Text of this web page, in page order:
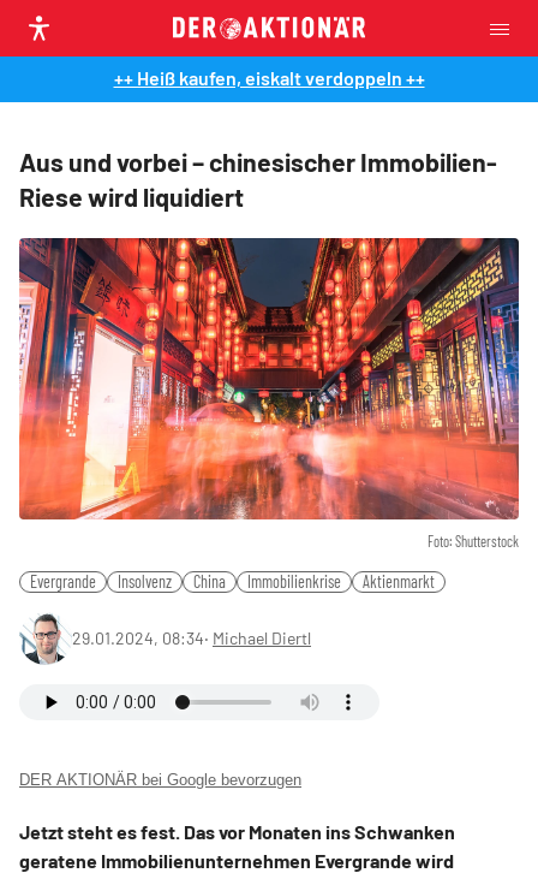
++ Heiß kaufen, eiskalt verdoppeln ++
Aus und vorbei – chinesischer Immobilien-
Riese wird liquidiert
Foto: Shutterstock
Evergrande Insolvenz China Immobilienkrise Aktienmarkt
29.01.2024, 08:34‧ Michael Diertl
DER AKTIONÄR bei Google bevorzugen
Jetzt steht es fest. Das vor Monaten ins Schwanken
geratene Immobilienunternehmen Evergrande wird